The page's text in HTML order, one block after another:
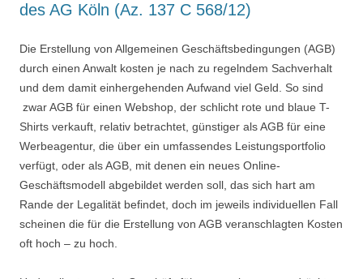
des AG Köln (Az. 137 C 568/12)
Die Erstellung von Allgemeinen Geschäftsbedingungen (AGB)
durch einen Anwalt kosten je nach zu regelndem Sachverhalt
und dem damit einhergehenden Aufwand viel Geld. So sind
zwar AGB für einen Webshop, der schlicht rote und blaue T-
Shirts verkauft, relativ betrachtet, günstiger als AGB für eine
Werbeagentur, die über ein umfassendes Leistungsportfolio
verfügt, oder als AGB, mit denen ein neues Online-
Geschäftsmodell abgebildet werden soll, das sich hart am
Rande der Legalität befindet, doch im jeweils individuellen Fall
scheinen die für die Erstellung von AGB veranschlagten Kosten
oft hoch – zu hoch.